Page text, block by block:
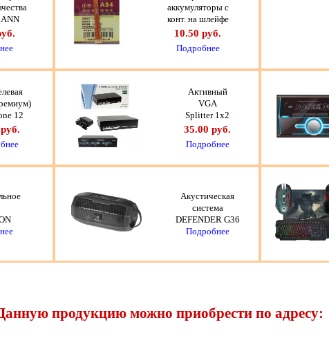
аккумуляторы с
конт. на шлейфе
10.50 руб.
Подробнее
12
Активный
VGA
Splitter 1x2
35.00 руб.
Подробнее
Акустическая
система
DEFENDER G36
Подробнее
продукцию можно приобрести по адресу: